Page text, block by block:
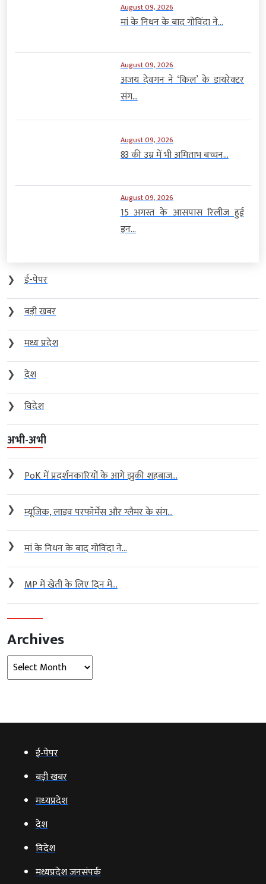
August 09, 2026
मां के निधन के बाद गोविंदा ने...
August 09, 2026
अजय देवगन ने ‘किल’ के डायरेक्टर
संग...
August 09, 2026
83 की उम्र में भी अमिताभ बच्चन...
August 09, 2026
15 अगस्त के आसपास रिलीज हुई
इन...
❯
ई-पेपर
❯
बड़ी खबर
❯
मध्य प्रदेश
❯
देश
❯
विदेश
अभी-अभी
❯ PoK में प्रदर्शनकारियों के आगे झुकी शहबाज...
❯ म्यूजिक, लाइव परफॉर्मेंस और ग्लैमर के संग...
❯ मां के निधन के बाद गोविंदा ने...
❯ MP में खेती के लिए दिन में...
Archives
Archives
ई‑पेपर
बड़ी खबर
मध्‍यप्रदेश
देश
विदेश
मध्यप्रदेश जनसंपर्क